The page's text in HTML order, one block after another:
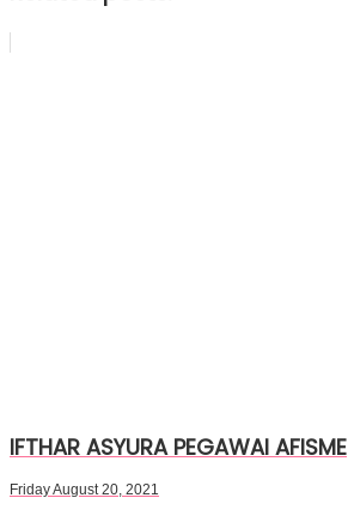
IFTHAR ASYURA PEGAWAI AFISME
Friday August 20, 2021